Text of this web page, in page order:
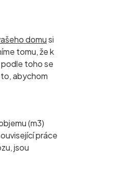
domusi
tomu, že k
toho se
abychom
(m3)
práce
jsou